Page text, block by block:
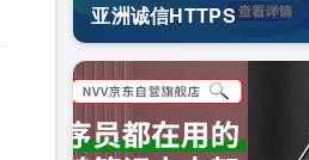
亚洲诚信HTTPS